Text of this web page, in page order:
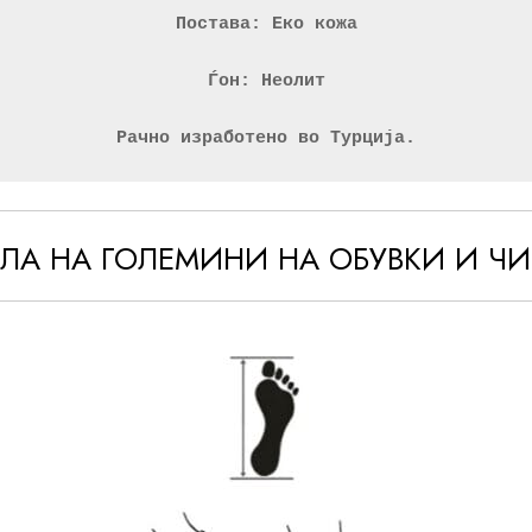
Постава: Еко кожа
Ѓон: Неолит
Рачно изработено во Турција.
НА ГОЛЕМИНИ НА ОБУВКИ И